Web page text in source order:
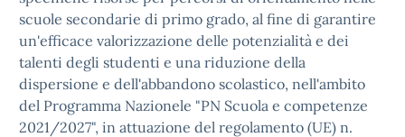
scuole secondarie di primo grado, al fine di garantire
un'efficace valorizzazione delle potenzialità e dei
talenti degli studenti e una riduzione della
dispersione e dell'abbandono scolastico, nell'ambito
del Programma Nazionele "PN Scuola e competenze
2021/2027", in attuazione del regolamento (UE) n.